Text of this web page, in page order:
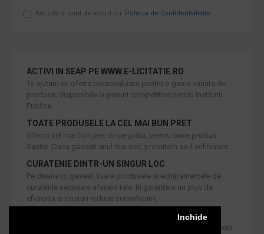
Inchide
Am citit şi sunt de acord cu Politica de Confidentialitate
ACTIVI IN SEAP PE WWW.E-LICITATIE.RO
Te ajutam cu oferte personalizate pentru o gama variata de
produse, disponibile la preturi competitive pentru Institutii
Publice.
TOATE PRODUSELE LA CEL MAI BUN PRET
Oferim cel mai bun pret de pe piata, pentru orice produs
Sanito. Daca gasesti unul mai mic, promitem sa il echivalam.
CURATENIE DINTR-UN SINGUR LOC
Pe cleane.ro gasesti toate produsele si echipamentele de
curatenie necesare afacerii tale. Iti garantam un plus de
eficienta si costuri reduse semnificativ.
Iti oferim produse de cea mai inalta calitate, dar daca doresti